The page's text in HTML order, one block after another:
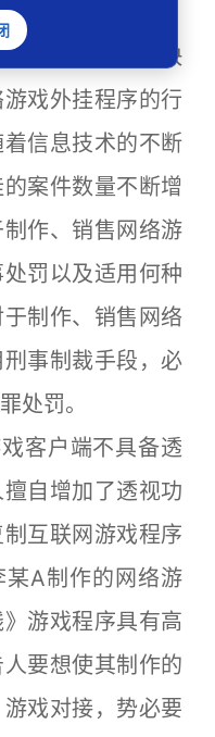
游戏在中国的快
戏外挂程序的行
信息技术的不断
案件数量不断增
作、销售网络游
罚以及适用何种
制作、销售网络
事制裁手段，必
处罚。
客户端不具备透
自增加了透视功
互联网游戏程序
某A制作的网络游
游戏程序具有高
要想使其制作的
戏对接，势必要